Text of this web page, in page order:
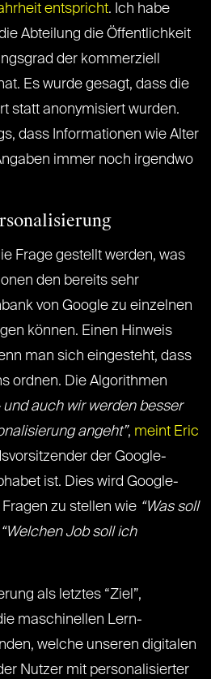
entspricht. Ich habe
Abteilung die Öffentlichkeit
der kommerziell
Es wurde gesagt, dass die
statt anonymisiert wurden.
dass Informationen wie Alter
immer noch irgendwo
Frage gestellt werden, was
den bereits sehr
von Google zu einzelnen
können. Einen Hinweis
man sich eingesteht, dass
ordnen. Die Algorithmen
und auch wir werden besser
angeht”, meint Eric
der Google-
ist. Dies wird Google-
zu stellen wie “Was soll
“Welchen Job soll ich
als letztes “Ziel”,
maschinellen Lern-
welche unseren digitalen
Nutzer mit personalisierter